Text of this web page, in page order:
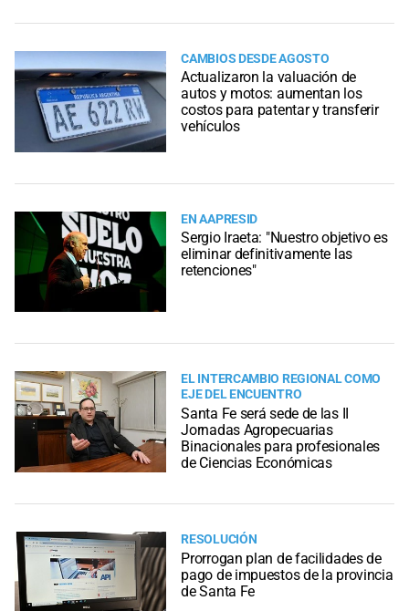
CAMBIOS DESDE AGOSTO
Actualizaron la valuación de
autos y motos: aumentan los
costos para patentar y transferir
vehículos
EN AAPRESID
Sergio Iraeta: "Nuestro objetivo es
eliminar definitivamente las
retenciones"
EL INTERCAMBIO REGIONAL COMO
EJE DEL ENCUENTRO
Santa Fe será sede de las II
Jornadas Agropecuarias
Binacionales para profesionales
de Ciencias Económicas
RESOLUCIÓN
Prorrogan plan de facilidades de
pago de impuestos de la provincia
de Santa Fe